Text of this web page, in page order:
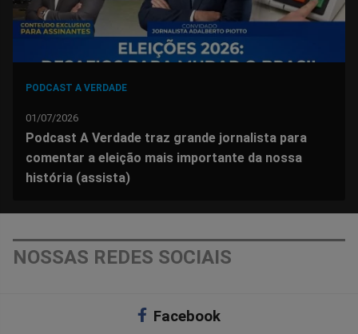
PODCAST A VERDADE
01/07/2026
Podcast A Verdade traz grande jornalista para
comentar a eleição mais importante da nossa
história (assista)
NOSSAS REDES SOCIAIS
Facebook